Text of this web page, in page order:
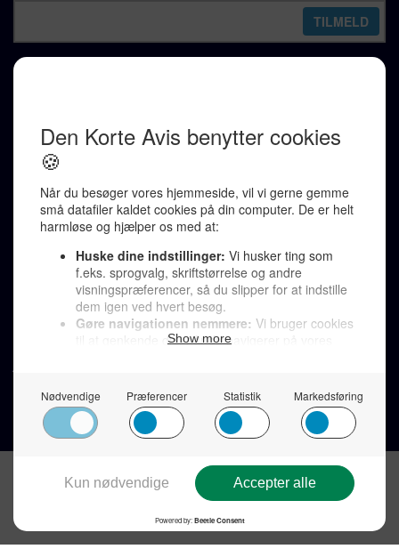
Karen Jespersen
Redaktionen kontaktes via mail til
redaktion@denkorteavis.dk
Telefonsvarer 20 30 10 96
Von Ostensgade 22, 2791 Dragør
LINKS
Tidligere aviser >
Støt Den Korte Avis >
Send et læserbrev >
Privatlivspolitik >